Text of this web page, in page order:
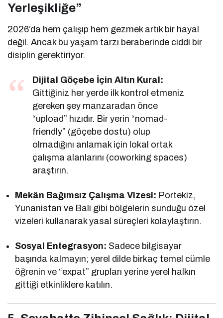
Yerleşikliğe”
2026’da hem çalışıp hem gezmek artık bir hayal
değil. Ancak bu yaşam tarzı beraberinde ciddi bir
disiplin gerektiriyor.
Dijital Göçebe İçin Altın Kural:
Gittiğiniz her yerde ilk kontrol etmeniz
gereken şey manzaradan önce
“upload” hızıdır. Bir yerin “nomad-
friendly” (göçebe dostu) olup
olmadığını anlamak için lokal ortak
çalışma alanlarını (coworking spaces)
araştırın.
Mekân Bağımsız Çalışma Vizesi: Portekiz,
Yunanistan ve Bali gibi bölgelerin sunduğu özel
vizeleri kullanarak yasal süreçleri kolaylaştırın.
Sosyal Entegrasyon: Sadece bilgisayar
başında kalmayın; yerel dilde birkaç temel cümle
öğrenin ve “expat” grupları yerine yerel halkın
gittiği etkinliklere katılın.